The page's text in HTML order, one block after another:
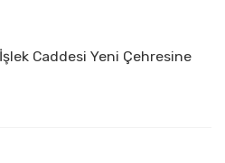
Caddesi Yeni Çehresine